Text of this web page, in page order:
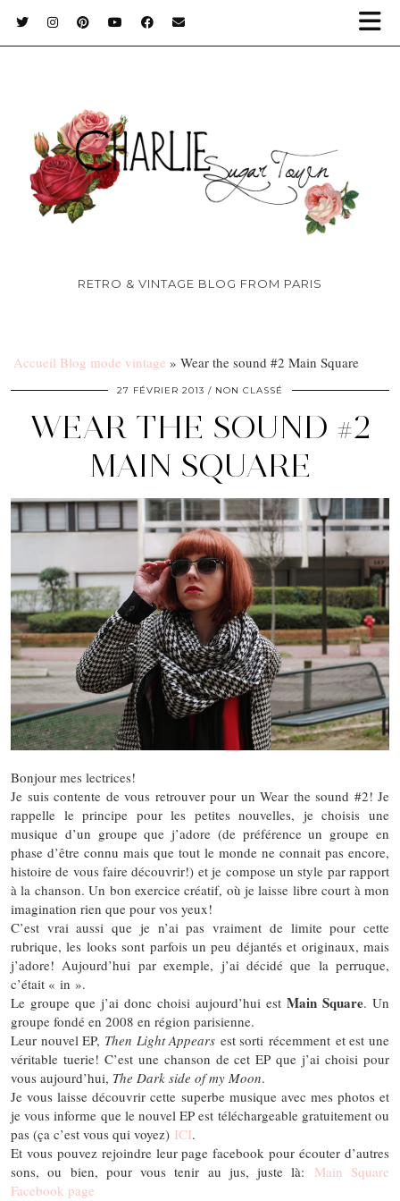
RETRO & VINTAGE BLOG FROM PARIS
Accueil Blog mode vintage » Wear the sound #2 Main Square
27 FÉVRIER 2013 NON CLASSÉ
WEAR THE SOUND #2
MAIN SQUARE
Bonjour mes lectrices!
Je suis contente de vous retrouver pour un Wear the sound #2! Je
rappelle le principe pour les petites nouvelles, je choisis une
musique d’un groupe que j’adore (de préférence un groupe en
phase d’être connu mais que tout le monde ne connait pas encore,
histoire de vous faire découvrir!) et je compose un style par rapport
à la chanson. Un bon exercice créatif, où je laisse libre court à mon
imagination rien que pour vos yeux!
C’est vrai aussi que je n’ai pas vraiment de limite pour cette
rubrique, les looks sont parfois un peu déjantés et originaux, mais
j’adore! Aujourd’hui par exemple, j’ai décidé que la perruque,
c’était « in ».
Le groupe que j’ai donc choisi aujourd’hui est Main Square. Un
groupe fondé en 2008 en région parisienne.
Leur nouvel EP, Then Light Appears est sorti récemment et est une
véritable tuerie! C’est une chanson de cet EP que j’ai choisi pour
vous aujourd’hui, The Dark side of my Moon.
Je vous laisse découvrir cette superbe musique avec mes photos et
je vous informe que le nouvel EP est téléchargeable gratuitement ou
pas (ça c’est vous qui voyez) ICI.
Et vous pouvez rejoindre leur page facebook pour écouter d’autres
sons, ou bien, pour vous tenir au jus, juste là: Main Square
Facebook page